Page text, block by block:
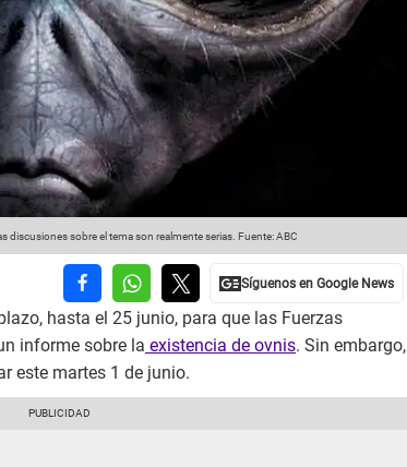
discusiones sobre el tema son realmente serias. Fuente: ABC
hasta el 25 junio, para que las Fuerzas
informe sobre la existencia de ovnis. Sin embargo,
este martes 1 de junio.